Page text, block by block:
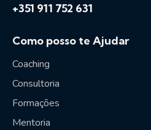
+351 911 752 631
Como posso te Ajudar
Coaching
Consultoria
Formações
Mentoria